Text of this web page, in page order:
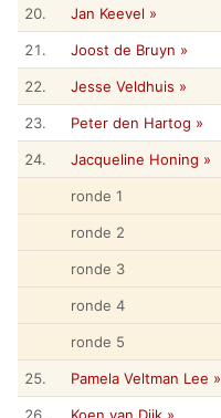
20. Jan Keevel »
21. Joost de Bruyn »
22. Jesse Veldhuis »
23. Peter den Hartog »
24. Jacqueline Honing »
ronde 1
ronde 2
ronde 3
ronde 4
ronde 5
25. Pamela Veltman Lee »